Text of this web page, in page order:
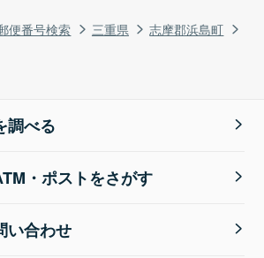
便番号検索 三重県
志摩郡浜島町
調べる
・ポストをさがす
い合わせ